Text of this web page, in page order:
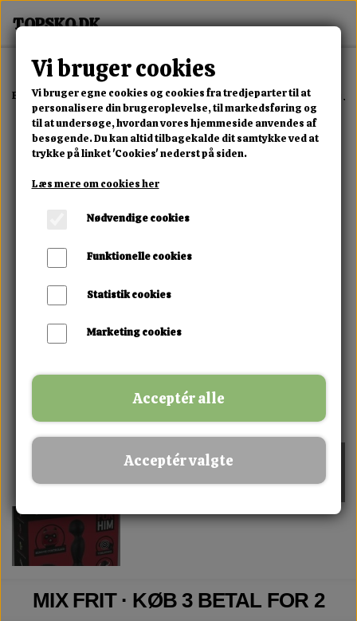
Forside Erotisk Kollektion Alle Produkter Rechargeable
MIX FRIT · KØB 3 BETAL FOR 2
Vi bruger cookies
Vi bruger egne cookies og cookies fra tredjeparter til at
personalisere din brugeroplevelse, til markedsføring og
til at undersøge, hvordan vores hjemmeside anvendes af
besøgende. Du kan altid tilbagekalde dit samtykke ved at
trykke på linket 'Cookies' nederst på siden.
Læs mere om cookies her
Nødvendige cookies
Funktionelle cookies
Statistik cookies
Marketing cookies
Acceptér alle
Acceptér valgte